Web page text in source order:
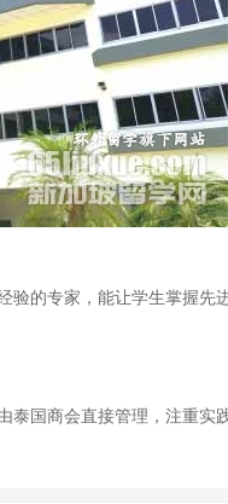
的专家，能让学生掌握
国商会直接管理，注重